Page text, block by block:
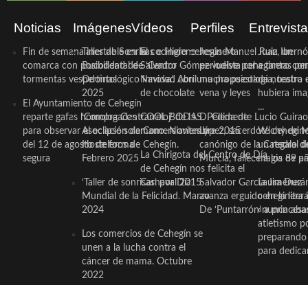
Noticias
Fin de semana inestable en la
comarca con posibilidad de
tormentas vespertinas
El Ayuntamiento de Cehegín
reparte gafas homologadas
para observar el eclipse solar
del 12 de agosto de forma
segura
Imágenes
Taller de Sonrisas e Higiene
Bucodental de ‘Centro
Odontológico Innova’. Abril
2025
‘Compra Contrarreloj’ de la
Asociación de Comerciantes y
Hosteleros de Cehegín.
Febrero 2025
‘Taller de sonrisas’ por Día
Mundial de la Felicidad. Marzo
2024
Los comercios de Cehegín se
unen a la lucha contra el
cáncer de mama. Octubre
2022
Vídeos
El cocinero ceheginero
Salvador Gómez vuelve por
Navidad con una propuesta
de chocolate
COOL BODAS. Pedida de
mano. Noviembre 2015
La Chirigota del Centro de Día
de Cehegín nos felicita el
Carnaval 2015
Perfiles
Jesús Manuel Ruiz, un
periodista ceheginero con
mucha psicología, teatro
vena y leyes
D. Clemente Lucio Guirao
López, sacerdote
canónigo de la Catedral
Murcia, fallece a los 89
Salvador García Jiménez
avanza erguido en la
De ‘Puntarrón’ a
Juan
a tantas
de nuestra
hubiera
...
Wichy de
un regalo
magia de
Laura
ceheginera
«nunca
atletismo
para